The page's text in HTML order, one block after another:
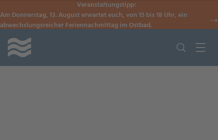
Veranstaltungstipp:
Am Donnerstag, 13. August erwartet euch, von 15 bis 18 Uhr, ein
abwechslungsreicher Feriennachmittag im Ostbad.